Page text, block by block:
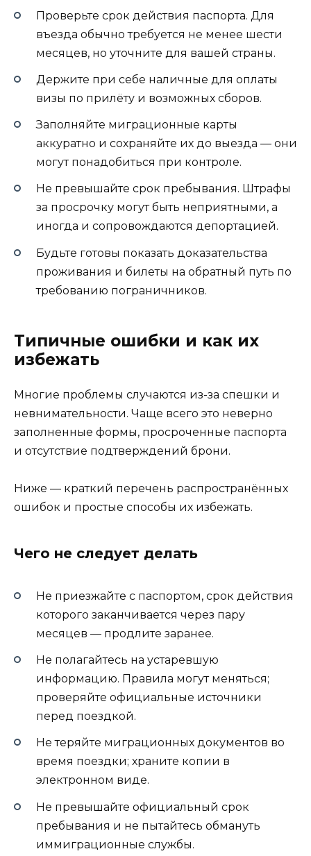
Проверьте срок действия паспорта. Для
въезда обычно требуется не менее шести
месяцев, но уточните для вашей страны.
Держите при себе наличные для оплаты
визы по прилёту и возможных сборов.
Заполняйте миграционные карты
аккуратно и сохраняйте их до выезда — они
могут понадобиться при контроле.
Не превышайте срок пребывания. Штрафы
за просрочку могут быть неприятными, а
иногда и сопровождаются депортацией.
Будьте готовы показать доказательства
проживания и билеты на обратный путь по
требованию пограничников.
Типичные ошибки и как их
избежать
Многие проблемы случаются из-за спешки и
невнимательности. Чаще всего это неверно
заполненные формы, просроченные паспорта
и отсутствие подтверждений брони.
Ниже — краткий перечень распространённых
ошибок и простые способы их избежать.
Чего не следует делать
Не приезжайте с паспортом, срок действия
которого заканчивается через пару
месяцев — продлите заранее.
Не полагайтесь на устаревшую
информацию. Правила могут меняться;
проверяйте официальные источники
перед поездкой.
Не теряйте миграционных документов во
время поездки; храните копии в
электронном виде.
Не превышайте официальный срок
пребывания и не пытайтесь обмануть
иммиграционные службы.